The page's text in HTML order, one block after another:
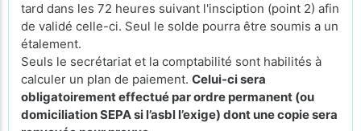
tard dans les 72 heures suivant l'insciption (point 2) afin
de validé celle-ci. Seul le solde pourra être soumis a un
étalement.
Seuls le secrétariat et la comptabilité sont habilités à
calculer un plan de paiement. Celui-ci sera
obligatoirement effectué par ordre permanent (ou
domiciliation SEPA si l’asbl l’exige) dont une copie sera